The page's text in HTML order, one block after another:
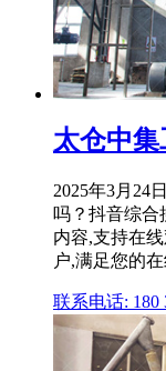
太仓中
2025年3月24
吗？抖音综合
内容,支持在
户,满足您的在
联系电话: 180